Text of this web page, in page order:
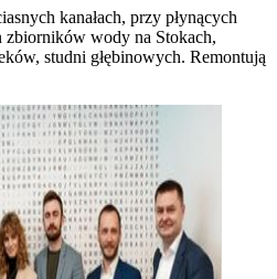
kanałach, przy płynących
zbiorników wody na Stokach,
studni głębinowych. Remontują